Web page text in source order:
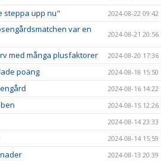
steppa upp nu" 2024-08-22 09:42
var en
2024-08-21 20:56
med många plusfaktorer 2024-08-20 17:36
poäng 2024-08-18 15:50
2024-08-16 14:22
2024-08-15 12:26
2024-08-14 23:33
2024-08-14 15:59
2024-08-13 20:39